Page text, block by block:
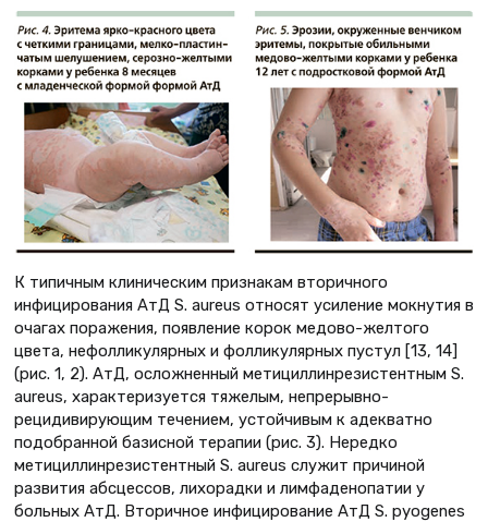
К типичным клиническим признакам вторичного
инфицирования АтД S. aureus относят усиление мокнутия в
очагах поражения, появление корок медово-желтого
цвета, нефолликулярных и фолликулярных пустул [13, 14]
(рис. 1, 2). АтД, осложненный метициллинрезистентным S.
aureus, характеризуется тяжелым, непрерывно-
рецидивирующим течением, устойчивым к адекватно
подобранной базисной терапии (рис. 3). Нередко
метициллинрезистентный S. aureus служит причиной
развития абсцессов, лихорадки и лимфаденопатии у
больных АтД. Вторичное инфицирование АтД S. pyogenes